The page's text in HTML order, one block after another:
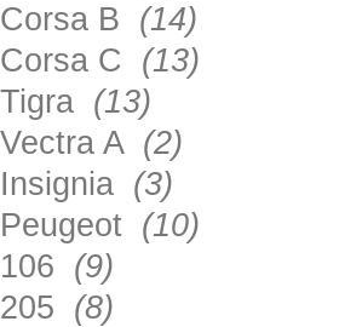
Corsa B (14)
Corsa C (13)
Tigra (13)
Vectra A (2)
Insignia (3)
Peugeot (10)
106 (9)
205 (8)